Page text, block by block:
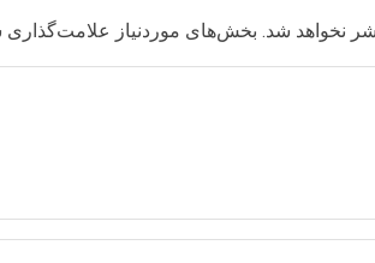
نخواهد شد. بخش‌های موردنیاز علامت‌گذاری